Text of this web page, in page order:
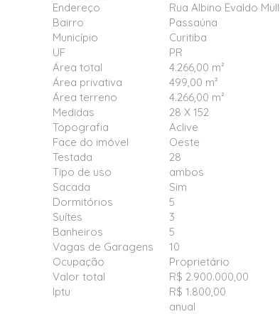
Endereço
Rua Albino Evaldo
Bairro
Passaúna
Município
Curitiba
UF
PR
Área total
4.266,00 m²
Área privativa
499,00 m²
Área terreno
4.266,00 m²
Medidas
28 X 152
Topografia
Aclive
Face do imóvel
Oeste
Testada
28
Tipo de uso
ambos
Sacada
Sim
Dormitórios
5
Suítes
3
Banheiros
5
Vagas de Garagens
10
Ocupação
Proprietário
Valor total
R$ 2.900.000,00
Iptu
R$ 1.800,00
anual